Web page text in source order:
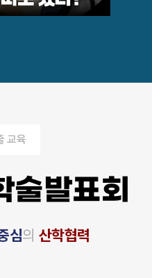
교육
술발표회
심의 산학협력